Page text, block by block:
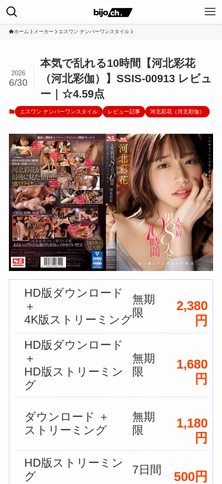
ホーム メーカー エスワン ナンバーワンスタイル
本気で乱れる10時間【河北彩花
（河北彩伽）】SSIS-00913 レビュ
ー｜☆4.59点
2026
6/30
エスワン ナンバーワンスタイル レビュー記事 河北彩花（河北彩伽）
HD版ダウンロード
＋
4K版ストリーミング
無期
限
2,380
円
HD版ダウンロード
＋
HD版ストリーミン
グ
無期
限
1,680
円
ダウンロード ＋
ストリーミング
無期
限
1,180
円
HD版ストリーミン
グ
7日間 500円